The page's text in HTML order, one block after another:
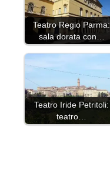
Teatro Regio Parma:
sala dorata con…
Teatro Iride Petritoli:
teatro…